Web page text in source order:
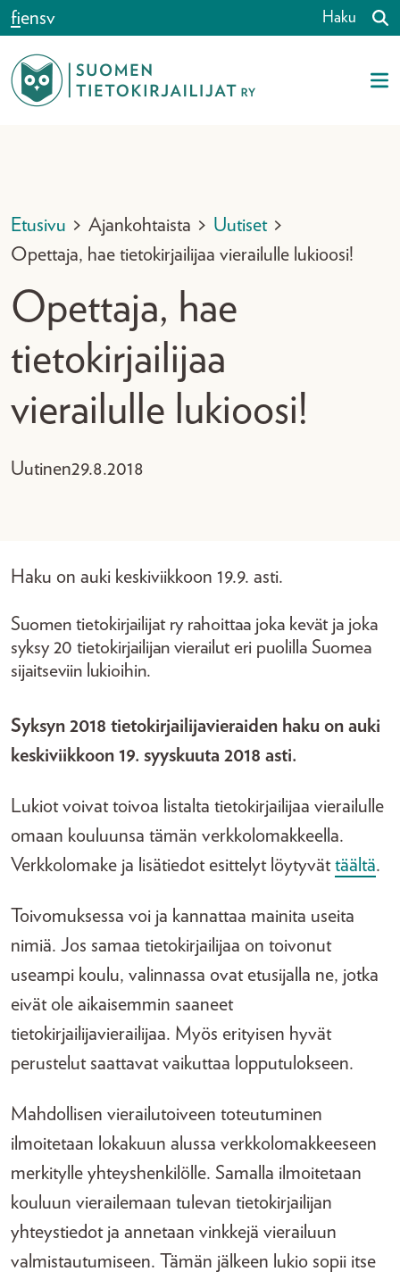
Siirry sisältöön
fiensv Haku
Etusivu > Ajankohtaista > Uutiset >
Opettaja, hae tietokirjailijaa vierailulle lukioosi!
Opettaja, hae
tietokirjailijaa
vierailulle lukioosi!
Uutinen29.8.2018
Haku on auki keskiviikkoon 19.9. asti.
Suomen tietokirjailijat ry rahoittaa joka kevät ja joka
syksy 20 tietokirjailijan vierailut eri puolilla Suomea
sijaitseviin lukioihin.
Syksyn 2018 tietokirjailijavieraiden haku on auki
keskiviikkoon 19. syyskuuta 2018 asti.
Lukiot voivat toivoa listalta tietokirjailijaa vierailulle
omaan kouluunsa tämän verkkolomakkeella.
Verkkolomake ja lisätiedot esittelyt löytyvättäältä.
Toivomuksessa voi ja kannattaa mainita useita
nimiä. Jos samaa tietokirjailijaa on toivonut
useampi koulu, valinnassa ovat etusijalla ne, jotka
eivät ole aikaisemmin saaneet
tietokirjailijavierailijaa. Myös erityisen hyvät
perustelut saattavat vaikuttaa lopputulokseen.
Mahdollisen vierailutoiveen toteutuminen
ilmoitetaan lokakuun alussa verkkolomakkeeseen
merkitylle yhteyshenkilölle. Samalla ilmoitetaan
kouluun vierailemaan tulevan tietokirjailijan
yhteystiedot ja annetaan vinkkejä vierailuun
valmistautumiseen. Tämän jälkeen lukio sopii itse